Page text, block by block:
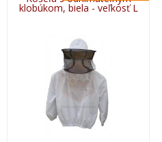
klobúkom, biela - veľkosť L